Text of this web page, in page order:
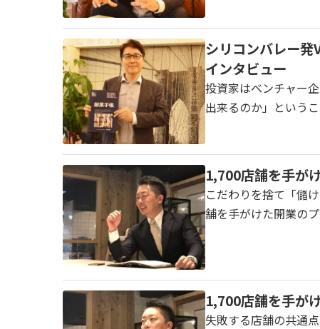
シリコンバレー発
インタビュー
投資家はベンチャー
出来るのか」という
1,700店舗を手が
こだわりを捨て「儲
舗を手がけた開業の
1,700店舗を手が
失敗する店舗の共通